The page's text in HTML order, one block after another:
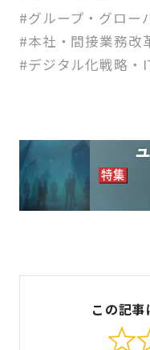
#グループ・グロー
#本社・間接業務改
#デジタル化戦略・
この記事